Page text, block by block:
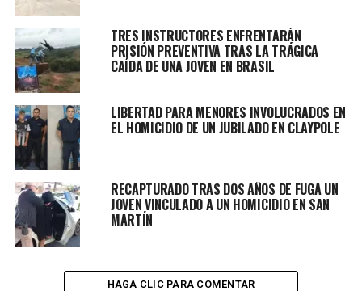
El informe preliminar de la autopsia estableció que
Blanco fue atacada unas 48 horas antes del hallazgo del
cuerpo.
Los investigadores manejan como principal hipótesis el
robo, ya que a la mujer le faltaban unas cadenitas, una
pulsera de oro y su teléfono celular.
Según las fuentes, el o los delincuentes pudieron haber
entrado a la casa por el ventiluz de la cocina.
TEMAS RELACIONADOS: ACTUALIDAD
AMORDAZADA
AUTOPSIA ESTEBAN ECHEVERRIA
TRES INSTRUCTORES ENFRENTARÁN
PRISIÓN PREVENTIVA TRAS LA TRÁGICA
CAÍDA DE UNA JOVEN EN BRASIL
LIBERTAD PARA MENORES INVOLUCRADOS EN
EL HOMICIDIO DE UN JUBILADO EN CLAYPOLE
RECAPTURADO TRAS DOS AÑOS DE FUGA UN
JOVEN VINCULADO A UN HOMICIDIO EN SAN
MARTÍN
HAGA CLIC PARA COMENTAR